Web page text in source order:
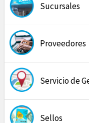
Sucursales
Proveedores
Servicio de
Sellos